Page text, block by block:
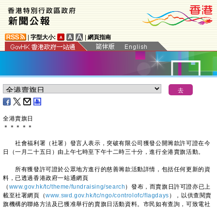
字型大小: 網頁指南
全港賣旗日
＊ ＊ ＊ ＊ ＊
社會福利署（社署）發言人表示，突破有限公司獲發公開籌款許可證在今
日（一月二十五日）由上午七時至下午十二時三十分，進行全港賣旗活動。
所有獲發許可證於公眾地方進行的慈善籌款活動詳情，包括任何更新的資
料，已透過香港政府一站通網頁
（ www.gov.hk/tc/theme/fundraising/search ）發布，而賣旗日許可證亦已上
載至社署網頁（www.swd.gov.hk/tc/ngo/controlofc/flagdays ），以供查閱賣
旗機構的聯絡方法及已獲准舉行的賣旗日活動資料。市民如有查詢，可致電社